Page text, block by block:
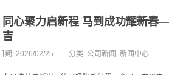
同心聚力启新程 马到成功耀新
吉
期: 2026/02/25 分类: 公司新闻 ,新闻中心